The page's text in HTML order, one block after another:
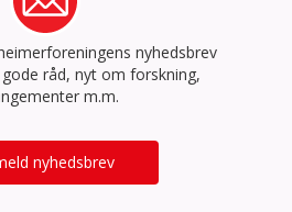
nyhedsbrev
råd, nyt om forskning,
m.m.
nyhedsbrev